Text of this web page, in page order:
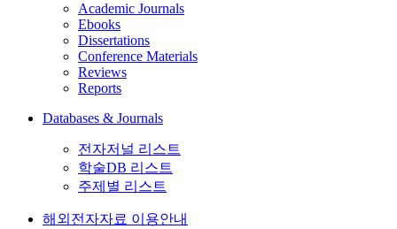
Academic Journals
Ebooks
Dissertations
Conference Materials
Reviews
Reports
Databases & Journals
전자저널 리스트
학술DB 리스트
주제별 리스트
해외전자자료 이용안내